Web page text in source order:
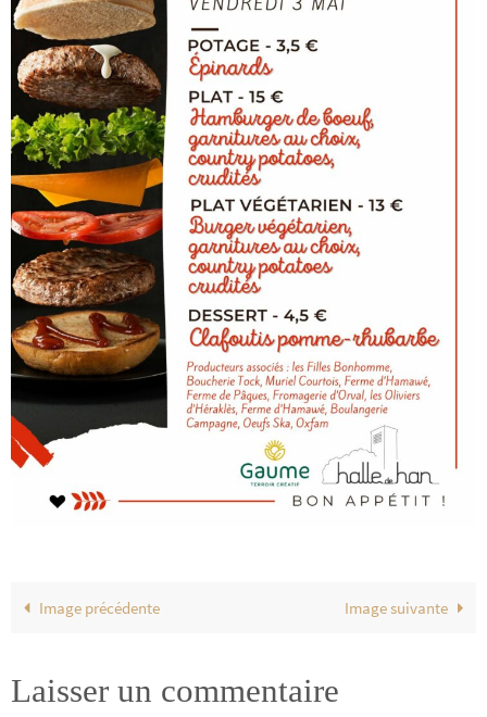
Image précédente Image suivante
Laisser un commentaire